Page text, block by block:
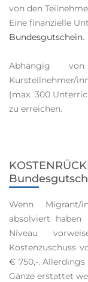
von den
Eine finanzielle
Bundesgutschein.
Abhängig
Kursteilnehmer/
(max. 300
zu erreichen.
Wenn Migrant/
absolviert
Niveau
Kostenzuschuss
€ 750,-.
Gänze erstattet